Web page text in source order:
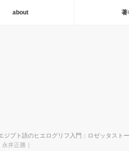
about 著
ジプト語のヒエログリフ入門：ロゼッタスト
井正勝｜